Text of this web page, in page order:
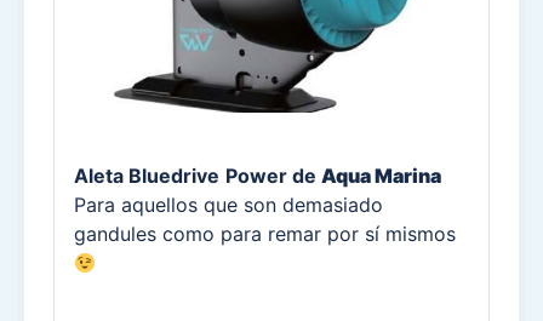
Aleta Bluedrive Power de Aqua Marina
Para aquellos que son demasiado
gandules como para remar por sí mismos